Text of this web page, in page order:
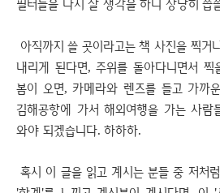
필터들을 다시 살 생각을 하니 상당히 씁
아직까지 쓸 곳이라고는 책 사진을 찍거
내리게 된다면, 주위를 돌아다니면서 찍
봄이 오면, 카메라와 렌즈를 들고 가까
김해공항에 가서 해외여행을 가는 사람
와야 되겠습니다. 하하하.
혹시 이 글을 읽고 계시는 분들 중 저처